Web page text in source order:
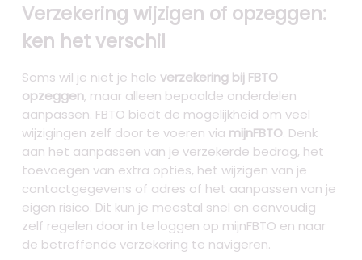
Verzekering wijzigen of opzeggen:
ken het verschil
Soms wil je niet je hele verzekering bij FBTO
opzeggen, maar alleen bepaalde onderdelen
aanpassen. FBTO biedt de mogelijkheid om veel
wijzigingen zelf door te voeren via mijnFBTO. Denk
aan het aanpassen van je verzekerde bedrag, het
toevoegen van extra opties, het wijzigen van je
contactgegevens of adres of het aanpassen van je
eigen risico. Dit kun je meestal snel en eenvoudig
zelf regelen door in te loggen op mijnFBTO en naar
de betreffende verzekering te navigeren.